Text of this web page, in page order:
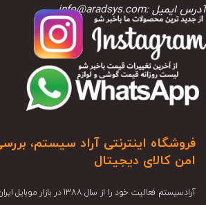
آدرس ایمیل :info@aradsys.com
فروشگاه اینترنتی آراد سیستم،
امن کالای دیجیتال
آرادسیستم فعالیت خود را از سال